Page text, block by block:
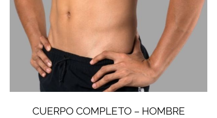
CUERPO COMPLETO – HOMBRE